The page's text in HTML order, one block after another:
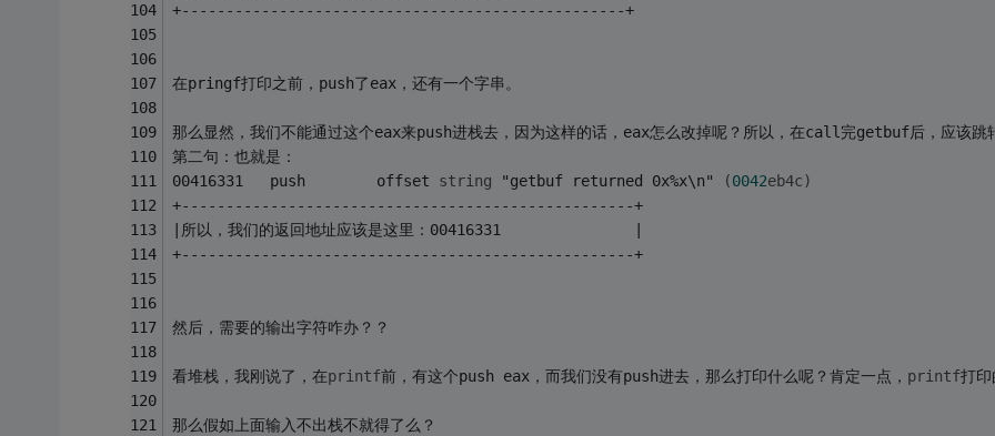
+--------------------------------------------------+
在pringf打印之前，push了eax，还有一个字串。
那么显然，我们不能通过这个eax来push进栈去，因为这样的话，eax怎么改掉呢？所以，在call完getbuf后，应该跳
第二句：也就是：
00416331   push        offset string "getbuf returned 0x%x\n" (0042eb4c)
+---------------------------------------------------+
|所以，我们的返回地址应该是这里：00416331               |
+---------------------------------------------------+
然后，需要的输出字符咋办？？
看堆栈，我刚说了，在printf前，有这个push eax，而我们没有push进去，那么打印什么呢？肯定一点， printf打印
那么假如上面输入不出栈不就得了么？